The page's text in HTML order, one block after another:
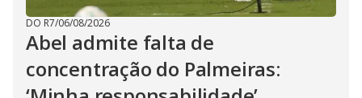
DO R7/06/08/2026
Abel admite falta de
concentração do Palmeiras: